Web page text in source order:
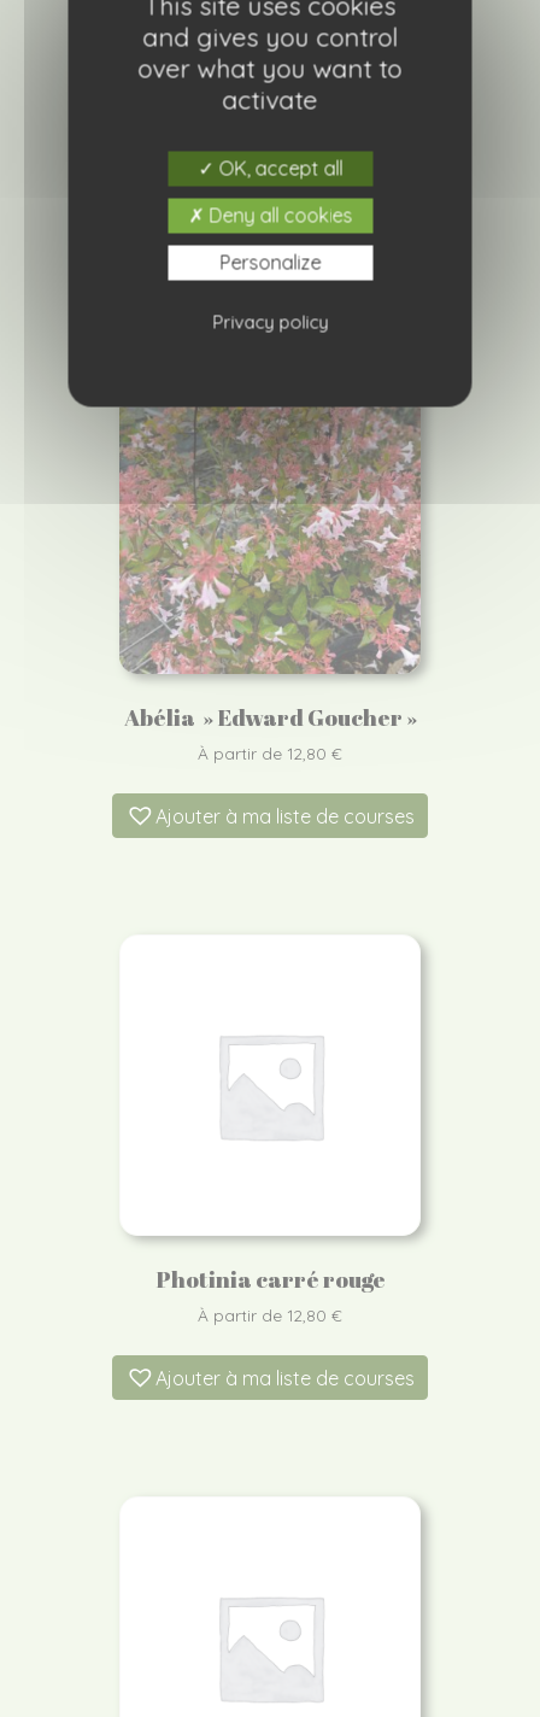
Cotinus coggygria ( Vert)
Ajouter à ma liste de courses
Abélia » Edward Goucher »
À partir de 12,80 €
Ajouter à ma liste de courses
Photinia carré rouge
À partir de 12,80 €
Ajouter à ma liste de courses
and gives you control
over what you want to
activate
OK, accept all
Deny all cookies
Personalize
Privacy policy